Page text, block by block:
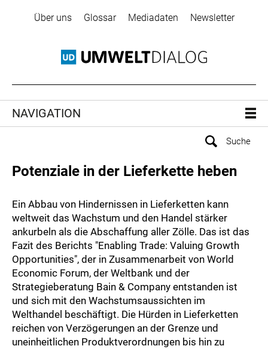
Über uns Glossar Mediadaten Newsletter
NAVIGATION
Potenziale in der Lieferkette heben
Ein Abbau von Hindernissen in Lieferketten kann
weltweit das Wachstum und den Handel stärker
ankurbeln als die Abschaffung aller Zölle. Das ist das
Fazit des Berichts "Enabling Trade: Valuing Growth
Opportunities", der in Zusammenarbeit von World
Economic Forum, der Weltbank und der
Strategieberatung Bain & Company entstanden ist
und sich mit den Wachstumsaussichten im
Welthandel beschäftigt. Die Hürden in Lieferketten
reichen von Verzögerungen an der Grenze und
uneinheitlichen Produktverordnungen bis hin zu